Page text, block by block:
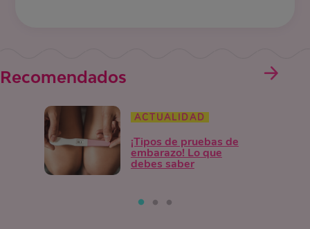
Recomendados
ACTUALIDAD
¡Tipos de pruebas de
embarazo! Lo que
debes saber